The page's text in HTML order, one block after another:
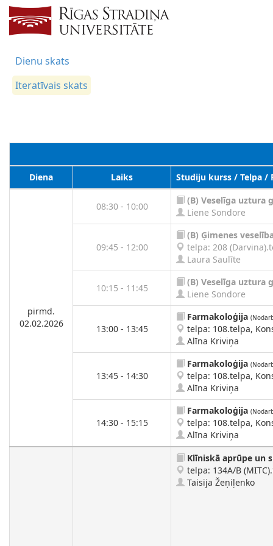
Dienu skats
Iteratīvais skats
Diena
Laiks Studiju kurss / Telpa /
pirmd.
02.02.2026
08:30 - 10:00
(B) Veselīga uztura
Liene Sondore
09:45 - 12:00
(B) Ģimenes
telpa: 208
Laura Saulīte
10:15 - 11:45
(B) Veselīga uztura
Liene Sondore
13:00 - 13:45
Farmakoloģija
telpa: 108.telpa,
Alīna Kriviņa
13:45 - 14:30
Farmakoloģija
telpa: 108.telpa,
Alīna Kriviņa
14:30 - 15:15
Farmakoloģija
telpa: 108.telpa,
Alīna Kriviņa
Klīniskā aprūpe un
telpa: 134A/B
Taisija Žeņiļenko